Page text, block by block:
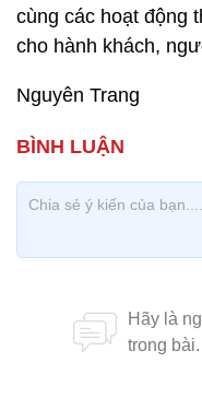
cùng các hoạt động
cho hành khách,
Nguyên Trang